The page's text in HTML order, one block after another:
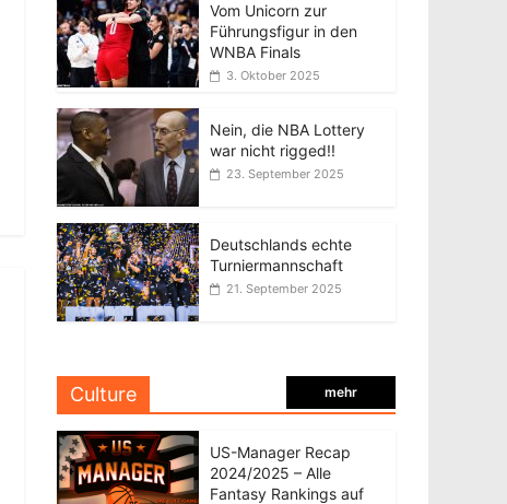
Vom Unicorn zur
Führungsfigur in den
WNBA Finals
3. Oktober 2025
Nein, die NBA Lottery
war nicht rigged!!
23. September 2025
Deutschlands echte
Turniermannschaft
21. September 2025
Culture mehr
US-Manager Recap
2024/2025 – Alle
Fantasy Rankings auf